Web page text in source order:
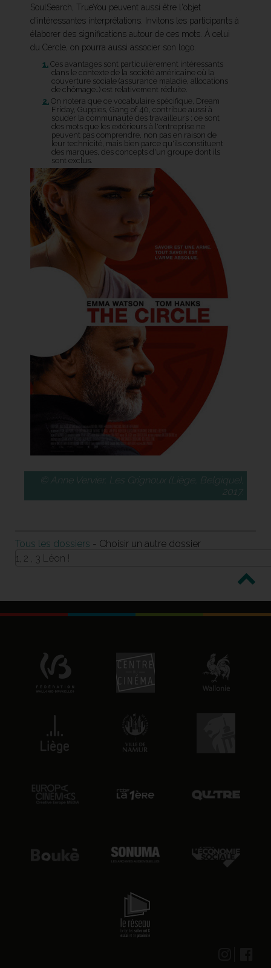
SoulSearch, TrueYou peuvent aussi être l'objet
d'intéressantes interprétations. Invitons les participants à
élaborer des significations autour de ces mots. À celui
du Cercle, on pourra aussi associer son logo.
1. Ces avantages sont particulièrement intéressants
dans le contexte de la société américaine où la
couverture sociale (assurance maladie, allocations
de chômage…) est relativement réduite.
2. On notera que ce vocabulaire spécifique, Dream
Friday, Guppies, Gang of 40, contribue aussi à
souder la communauté des travailleurs : ce sont
des mots que les extérieurs à l'entreprise ne
peuvent pas comprendre, non pas en raison de
leur technicité, mais bien parce qu'ils constituent
des marques, des concepts d'un groupe dont ils
sont exclus.
© Anne Vervier, Les Grignoux (Liège, Belgique),
2017.
Tous les dossiers - Choisir un autre dossier
1, 2 , 3 Léon !